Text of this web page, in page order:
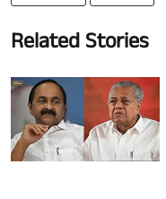
Related Stories